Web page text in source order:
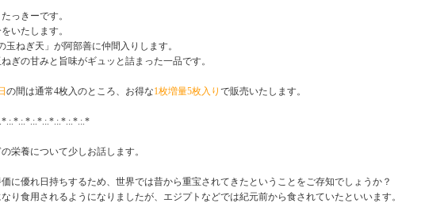
っきーです。
いたします。
玉ねぎ天」が阿部善に仲間入りします。
ぎの甘みと旨味がギュッと詰まった一品です。
の間は通常4枚入のところ、お得な1枚増量5枚入り で販売いたします。
栄養について少しお話します。
に優れ日持ちするため、世界では昔から重宝されてきたということをご存知でしょうか？
り食用されるようになりましたが、エジプトなどでは紀元前から食されていたといいます。